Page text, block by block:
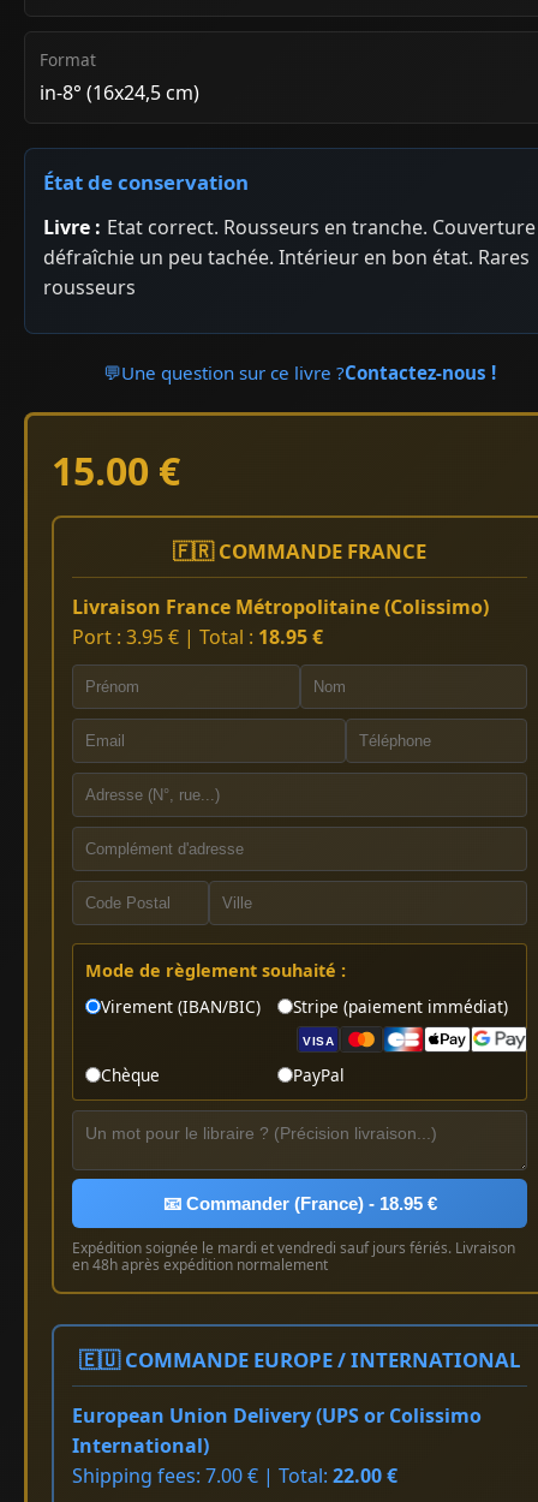
Format
in-8° (16x24,5 cm)
État de conservation
Livre : Etat correct. Rousseurs en tranche. Couverture
défraîchie un peu tachée. Intérieur en bon état. Rares
rousseurs
💬Une question sur ce livre ?Contactez-nous !
15.00 €
🇫🇷 COMMANDE FRANCE
Livraison France Métropolitaine (Colissimo)
Port : 3.95 € | Total : 18.95 €
Mode de règlement souhaité :
Virement (IBAN/BIC)
Stripe (paiement immédiat)
VISA
Chèque PayPal
📧 Commander (France) - 18.95 €
Expédition soignée le mardi et vendredi sauf jours fériés. Livraison
en 48h après expédition normalement
🇪🇺 COMMANDE EUROPE / INTERNATIONAL
European Union Delivery (UPS or Colissimo
International)
Shipping fees: 7.00 € | Total: 22.00 €